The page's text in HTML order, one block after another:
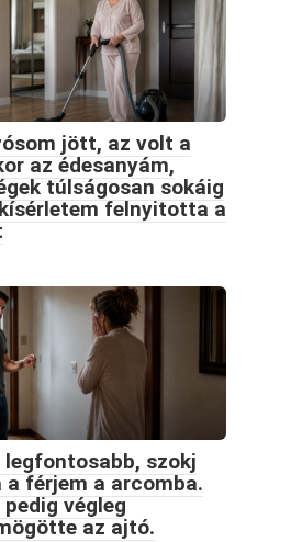
jött, az volt a
az édesanyám,
túlságosan sokáig
felnyitotta a
szokj
férjem a arcomba.
végleg
az ajtó.